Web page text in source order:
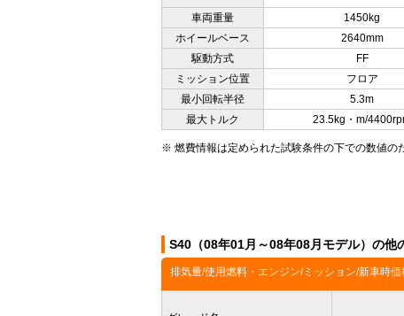
車両重量 1450kg
ホイールベース
2640mm
駆動方式
FF
ミッション位置
フロア
最小回転半径
5.3m
最大トルク
23.5kg・m/
※ 燃費情報は定められた試験条件の下での数値の
S40（08年01月～08年08月モデル）の他
排気量/使用燃料・エンジン/ミッション/新車時価